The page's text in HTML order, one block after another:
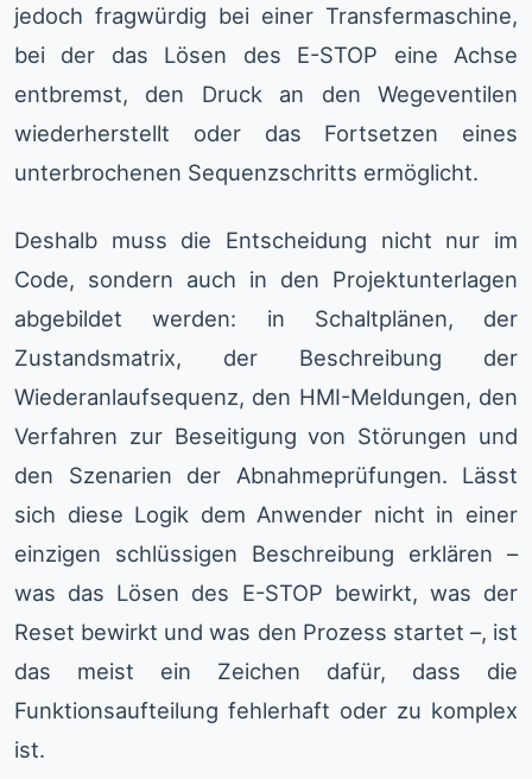
jedoch fragwürdig bei einer Transfermaschine,
bei der das Lösen des E-STOP eine Achse
entbremst, den Druck an den Wegeventilen
wiederherstellt oder das Fortsetzen eines
unterbrochenen Sequenzschritts ermöglicht.
Deshalb muss die Entscheidung nicht nur im
Code, sondern auch in den Projektunterlagen
abgebildet werden: in Schaltplänen, der
Zustandsmatrix, der Beschreibung der
Wiederanlaufsequenz, den HMI-Meldungen, den
Verfahren zur Beseitigung von Störungen und
den Szenarien der Abnahmeprüfungen. Lässt
sich diese Logik dem Anwender nicht in einer
einzigen schlüssigen Beschreibung erklären –
was das Lösen des E-STOP bewirkt, was der
Reset bewirkt und was den Prozess startet –, ist
das meist ein Zeichen dafür, dass die
Funktionsaufteilung fehlerhaft oder zu komplex
ist.